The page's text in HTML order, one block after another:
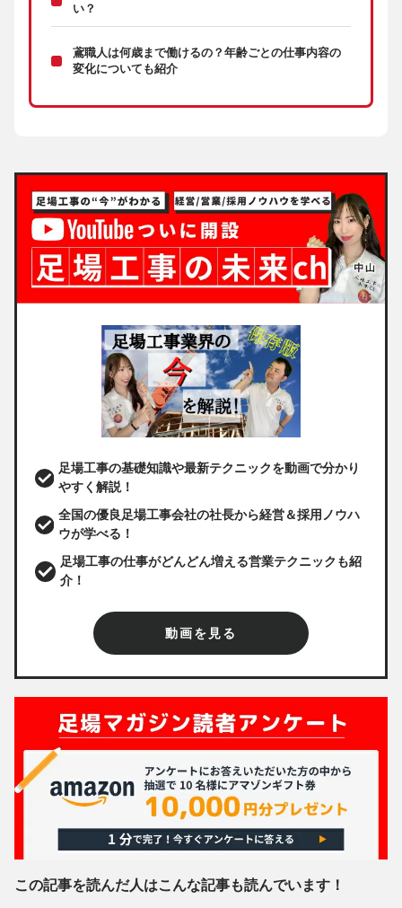
い？
鳶職人は何歳まで働けるの？年齢ごとの仕事内容の
変化についても紹介
足場工事の基礎知識や最新テクニックを動画で分かり
やすく解説！
全国の優良足場工事会社の社長から経営＆採用ノウハ
ウが学べる！
足場工事の仕事がどんどん増える営業テクニックも紹
介！
動画を見る
この記事を読んだ人はこんな記事も読んでいます！